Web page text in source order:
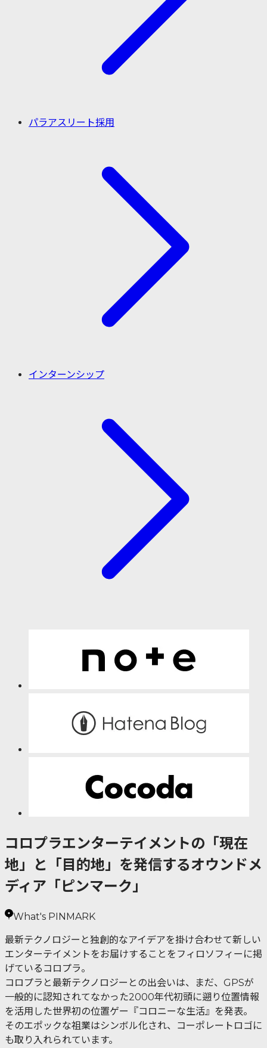
パラアスリート採用
インターンシップ
コロプラエンターテイメントの「現在
地」と「目的地」を発信するオウンドメ
ディア「ピンマーク」
What's PINMARK
最新テクノロジーと独創的なアイデアを掛け合わせて新しい
エンターテイメントをお届けすることをフィロソフィーに掲
げているコロプラ。
コロプラと最新テクノロジーとの出会いは、まだ、GPSが
一般的に認知されてなかった2000年代初頭に遡り位置情報
を活用した世界初の位置ゲー『コロニーな生活』を発表。
そのエポックな祖業はシンボル化され、コーポレートロゴに
も取り入れられています。